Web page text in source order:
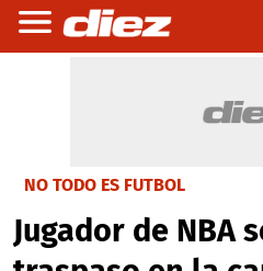
NO TODO ES FUTBOL
Jugador de NBA